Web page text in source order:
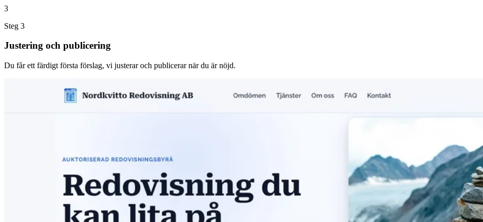
3
Steg 3
Justering och publicering
Du får ett färdigt första förslag, vi justerar och publicerar när du är nöjd.